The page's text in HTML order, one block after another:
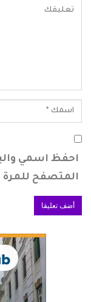
احفظ اسمي
المتصفح للمرة